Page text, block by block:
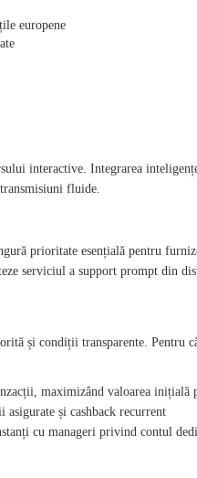
europene
interactive. Integrarea
fluide.
prioritate esențială pentru
serviciul a support prompt din
și condiții transparente.
maximizând valoarea
și cashback recurrent
cu manageri privind contul